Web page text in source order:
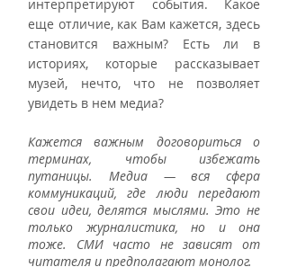
интерпретируют события. Какое
еще отличие, как Вам кажется, здесь
становится важным? Есть ли в
историях, которые рассказывает
музей, нечто, что не позволяет
увидеть в нем медиа?
Кажется важным договориться о
терминах, чтобы избежать
путаницы. Медиа — вся сфера
коммуникаций, где люди передают
свои идеи, делятся мыслями. Это не
только журналистика, но и она
тоже. СМИ часто не зависят от
читателя и предполагают монолог.